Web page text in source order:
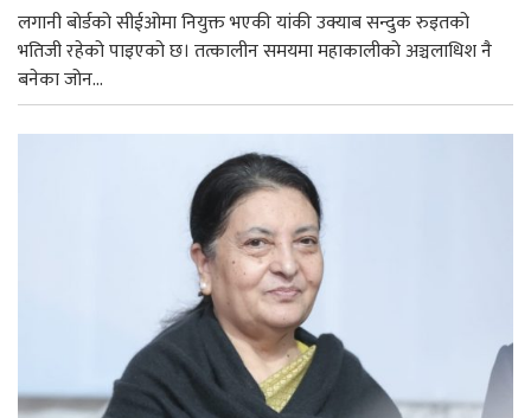
लगानी बोर्डको सीईओमा नियुक्त भएकी यांकी उक्याब सन्दुक रुइतको
भतिजी रहेको पाइएको छ। तत्कालीन समयमा महाकालीको अञ्चलाधिश नै
बनेका जोन...